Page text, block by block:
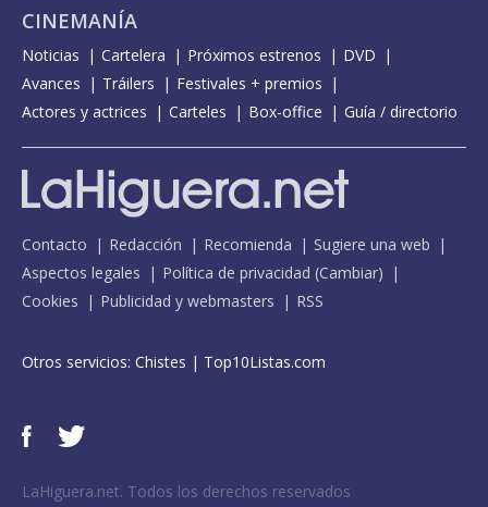
CINEMANÍA
Noticias Cartelera Próximos estrenos
DVD
Avances
Tráilers
Festivales + premios
Actores y actrices
Carteles Box-office Guía / directorio
Contacto Redacción Recomienda
Sugiere una web
Aspectos legales
Política de privacidad (Cambiar)
Cookies
Publicidad y webmasters RSS
Otros servicios: Chistes | Top10Listas.com
LaHiguera.net. Todos los derechos reservados